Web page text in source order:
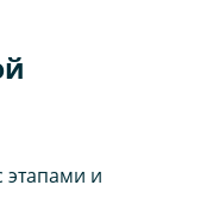
этапами и